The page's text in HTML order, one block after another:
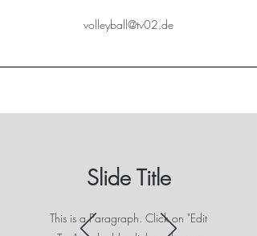
volleyball@tv02.de
Slide Title
This is a Paragraph. Click on "Edit